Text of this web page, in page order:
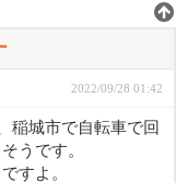
2022/09/28 01:42
稲城市で自転車で回
うです。
すよ。